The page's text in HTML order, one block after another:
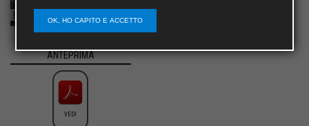
ANTEPRIMA
VEDI
OK, HO CAPITO E ACCETTO